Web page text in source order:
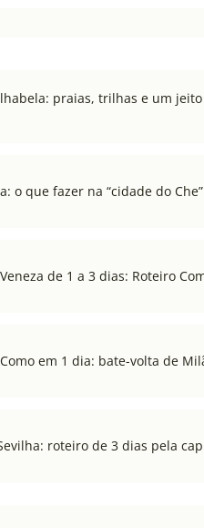
praias, trilhas e um
o que fazer na “cidade do Che”
de 1 a 3 dias: Roteiro
em 1 dia: bate-volta de
roteiro de 3 dias pela